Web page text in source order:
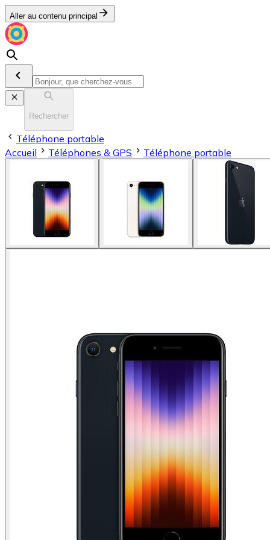
Aller au contenu principal
Rechercher
Téléphone portable
Accueil
Téléphones & GPS Téléphone portable